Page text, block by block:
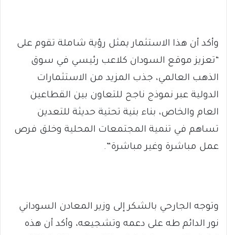
وأكد أن هذا الاستثمار يمثل رؤية شاملة تقوم على
“تعزيز موقع السودان كلاعب رئيسي في سوق
الذهب العالمي، جذب المزيد من الاستثمارات
الدولية عبر نموذج ناجح للتعاون بين القطاعين
العام والخاص، بناء بنية تحتية حديثة للتعدين
تساهم في تنمية المجتمعات المحلية وخلق فرص
عمل مباشرة وغير مباشرة”.
وتوجه الجارحي بالشكر إلى وزير المعادن السوداني
نور الدائم طه على دعمه وتشجيعه، وأكد أن هذه